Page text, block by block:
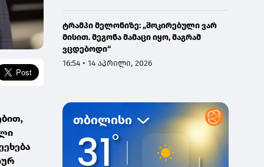
ტრამპი მელონიზე: „შოკირებული ვარ
მისით. მეგონა მამაცი იყო, მაგრამ
ვცდებოდი“
16:54 • 14 აპრილი, 2026